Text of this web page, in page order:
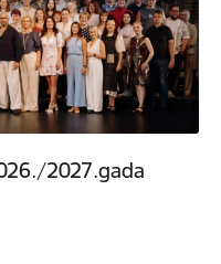
2027.gada